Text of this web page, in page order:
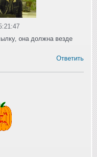
она должна везде
Ответить